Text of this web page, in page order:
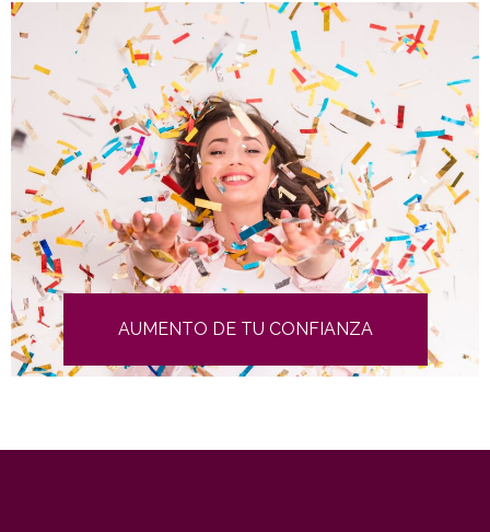
AUMENTO DE TU CONFIANZA